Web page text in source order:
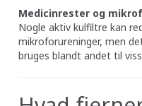
Medicinrester og
Nogle aktiv kulfiltre kan
mikroforureninger, men
bruges blandt andet til